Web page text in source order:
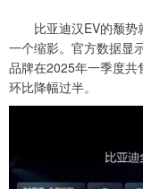
比亚迪汉EV的颓势
一个缩影。官方数据显
品牌在2025年一季度
环比降幅过半。